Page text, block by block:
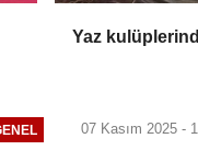
Yaz
07 Kasım 2025 -